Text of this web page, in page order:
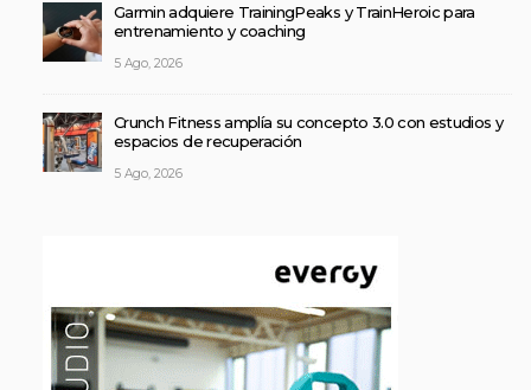
Garmin adquiere TrainingPeaks y TrainHeroic para
entrenamiento y coaching
5 Ago, 2026
Crunch Fitness amplía su concepto 3.0 con estudios y
espacios de recuperación
5 Ago, 2026